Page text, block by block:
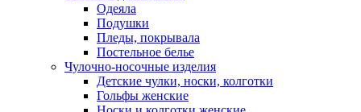
Одеяла
Подушки
Пледы, покрывала
Постельное белье
Чулочно-носочные изделия
Детские чулки, носки, колготки
Гольфы женские